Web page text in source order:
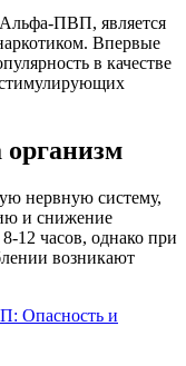
ПВП, является
Впервые
в качестве
стимулирующих
нервную систему,
и снижение
12 часов, однако при
возникают
Опасность и